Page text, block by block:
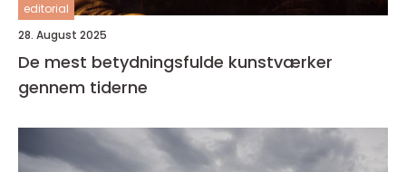
editorial
28. August 2025
De mest betydningsfulde kunstværker
gennem tiderne